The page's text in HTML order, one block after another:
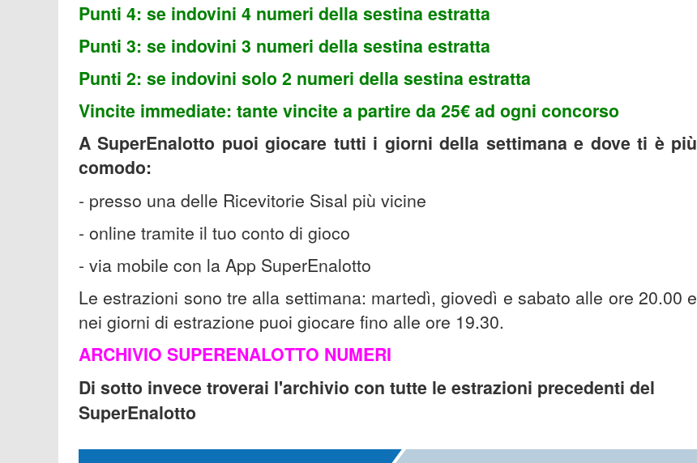
Punti 4: se indovini 4 numeri della sestina estratta
Punti 3: se indovini 3 numeri della sestina estratta
Punti 2: se indovini solo 2 numeri della sestina estratta
Vincite immediate: tante vincite a partire da 25€ ad ogni concorso
A SuperEnalotto puoi giocare tutti i giorni della settimana e dove ti è più
comodo:
- presso una delle Ricevitorie Sisal più vicine
- online tramite il tuo conto di gioco
- via mobile con la App SuperEnalotto
Le estrazioni sono tre alla settimana: martedì, giovedì e sabato alle ore 20.00 e
nei giorni di estrazione puoi giocare fino alle ore 19.30.
ARCHIVIO SUPERENALOTTO NUMERI
Di sotto invece troverai l'archivio con tutte le estrazioni precedenti del
SuperEnalotto